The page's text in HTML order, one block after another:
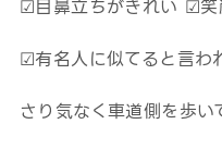
☑目鼻立ちがきれい ☑笑
☑有名人に似てると言わ
さり気なく車道側を歩い